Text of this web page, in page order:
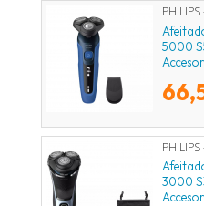
5000
3000